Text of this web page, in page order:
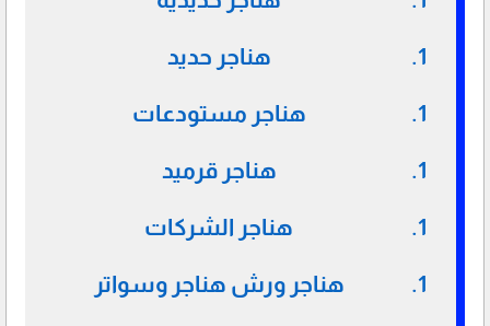
هناجر حديد
هناجر مستودعات
هناجر قرميد
هناجر الشركات
هناجر ورش هناجر وسواتر